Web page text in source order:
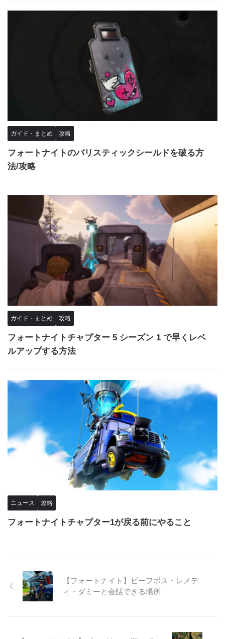
ガイド・まとめ 攻略
フォートナイトのバリスティックシールドを破る方
法/攻略
ガイド・まとめ 攻略
フォートナイトチャプター 5 シーズン 1 で早くレベ
ルアップする方法
ニュース 攻略
フォートナイトチャプター1が戻る前にやること
【フォートナイト】ビーフボス・レメデ
ィ・ダミーと会話できる場所